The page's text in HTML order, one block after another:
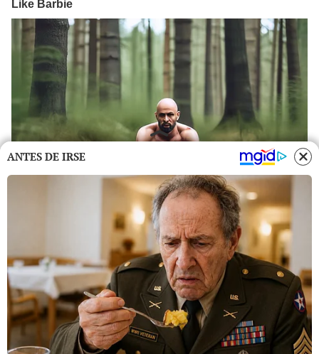
ANTES DE IRSE